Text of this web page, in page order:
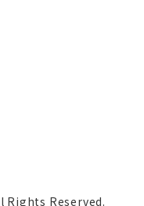
Reserved.